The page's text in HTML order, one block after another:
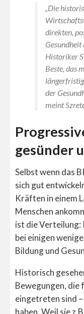
„Die
direkten,
Gesundheit
Historiker
Beste, das
der
meint
gesünder
Selbst wenn das
sich gut
Kräften in einem
Menschen
ist die Verteilung:
bei einigen
Bildung und
Historisch
Bewegungen, die
eingetreten sind
haben. Weil sie